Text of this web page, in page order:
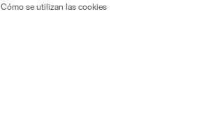
Cómo se utilizan las cookies